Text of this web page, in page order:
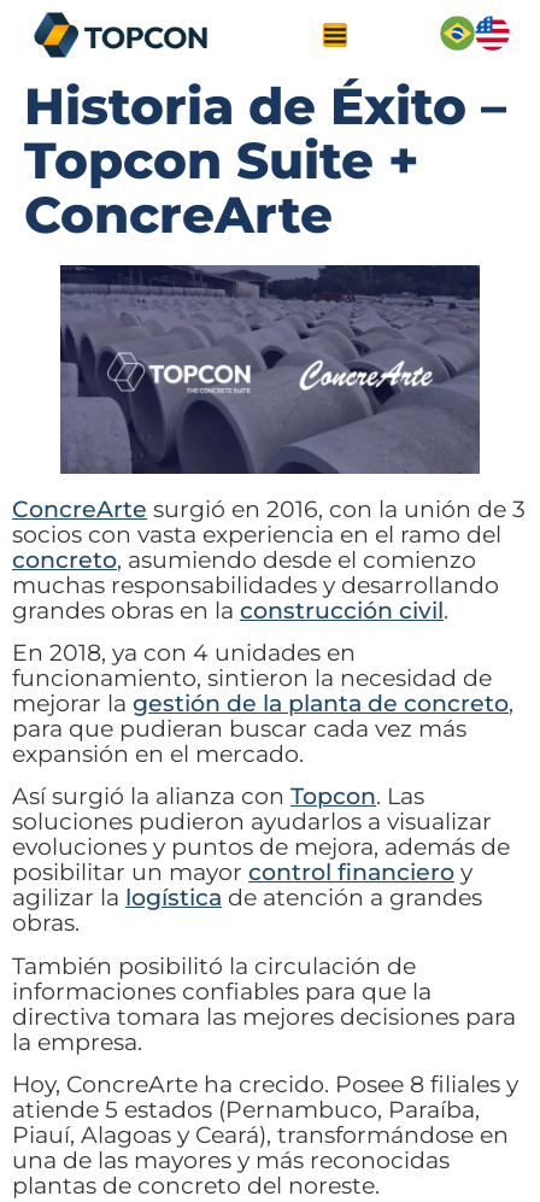
Historia de Éxito –
Topcon Suite +
ConcreArte
ConcreArte surgió en 2016, con la unión de 3
socios con vasta experiencia en el ramo del
concreto, asumiendo desde el comienzo
muchas responsabilidades y desarrollando
grandes obras en la construcción civil.
En 2018, ya con 4 unidades en
funcionamiento, sintieron la necesidad de
mejorar la gestión de la planta de concreto,
para que pudieran buscar cada vez más
expansión en el mercado.
Así surgió la alianza con Topcon. Las
soluciones pudieron ayudarlos a visualizar
evoluciones y puntos de mejora, además de
posibilitar un mayor control financiero y
agilizar la logística de atención a grandes
obras.
También posibilitó la circulación de
informaciones confiables para que la
directiva tomara las mejores decisiones para
la empresa.
Hoy, ConcreArte ha crecido. Posee 8 filiales y
atiende 5 estados (Pernambuco, Paraíba,
Piauí, Alagoas y Ceará), transformándose en
una de las mayores y más reconocidas
plantas de concreto del noreste.